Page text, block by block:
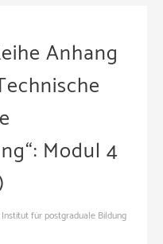
Anhang
Modul 4
für postgraduale Bildung